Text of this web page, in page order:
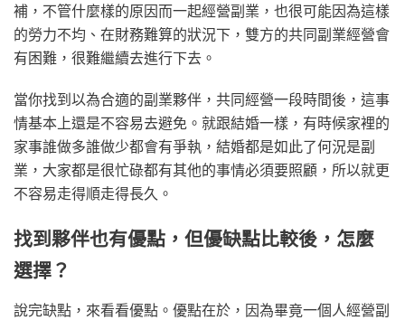
補，不管什麼樣的原因而一起經營副業，也很可能因為這樣
的勞力不均、在財務難算的狀況下，雙方的共同副業經營會
有困難，很難繼續去進行下去。
當你找到以為合適的副業夥伴，共同經營一段時間後，這事
情基本上還是不容易去避免。就跟結婚一樣，有時候家裡的
家事誰做多誰做少都會有爭執，結婚都是如此了何況是副
業，大家都是很忙碌都有其他的事情必須要照顧，所以就更
不容易走得順走得長久。
找到夥伴也有優點，但優缺點比較後，怎麼
選擇？
說完缺點，來看看優點。優點在於，因為畢竟一個人經營副